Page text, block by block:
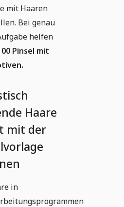
mit Haaren
Bei genau
helfen
Pinsel mit
Haare
mit der
in